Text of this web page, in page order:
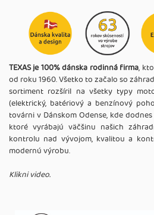
TEXAS je 100% dánska rodinná firma,
od roku 1960. Všetko to začalo so
sortiment rozšíril na všetky typy
(elektrický, batériový a benzínový
továrni v Dánskom Odense, kde
ktoré vyrábajú väčšinu našich
kontrolu nad vývojom, kvalitou a
modernú výrobu.
Klikni video.